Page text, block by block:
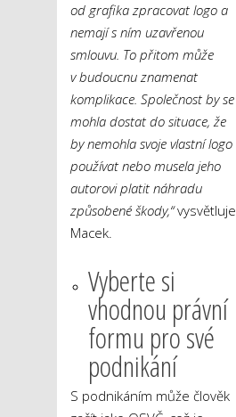
od grafika zpracovat logo a
nemají s ním uzavřenou
smlouvu. To přitom může
v budoucnu znamenat
komplikace. Společnost by se
mohla dostat do situace, že
by nemohla svoje vlastní logo
používat nebo musela jeho
autorovi platit náhradu
způsobené škody,“vysvětluje
Macek.
Vyberte si
vhodnou právní
formu pro své
podnikání
S podnikáním může člověk